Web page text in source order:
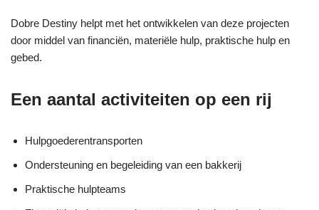
Dobre Destiny helpt met het ontwikkelen van deze projecten
door middel van financiën, materiële hulp, praktische hulp en
gebed.
Een aantal activiteiten op een rij
Hulpgoederentransporten
Ondersteuning en begeleiding van een bakkerij
Praktische hulpteams